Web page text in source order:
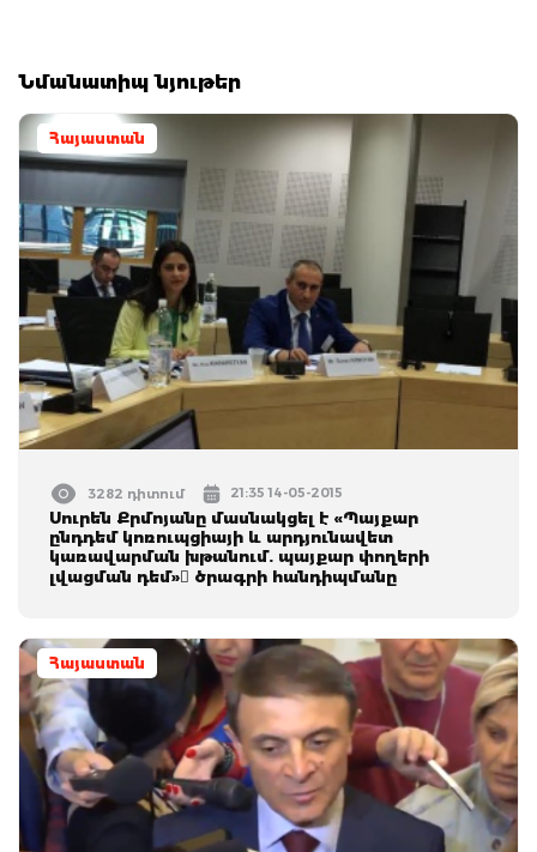
Նմանատիպ նյութեր
Հայաստան
3282 դիտում 21:35 14-05-2015
Սուրեն Քրմոյանը մասնակցել է «Պայքար
ընդդեմ կոռուպցիայի և արդյունավետ
կառավարման խթանում. պայքար փողերի
լվացման դեմ» ծրագրի հանդիպմանը
Հայաստան